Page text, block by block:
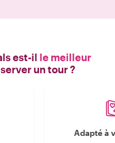
est-il le meilleur
un tour ?
Adapté à